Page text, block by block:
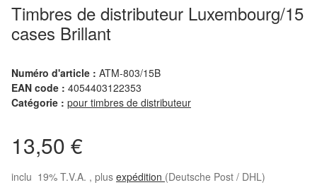
Timbres de distributeur Luxembourg/15
cases Brillant
Numéro d'article : ATM-803/15B
EAN code : 4054403122353
Catégorie : pour timbres de distributeur
13,50 €
inclu 19% T.V.A. , plus expédition (Deutsche Post / DHL)